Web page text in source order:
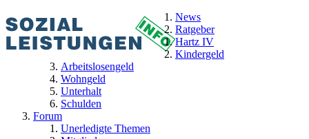
News
Ratgeber
Hartz IV
Kindergeld
Arbeitslosengeld
Wohngeld
Unterhalt
Schulden
Forum
Unerledigte Themen